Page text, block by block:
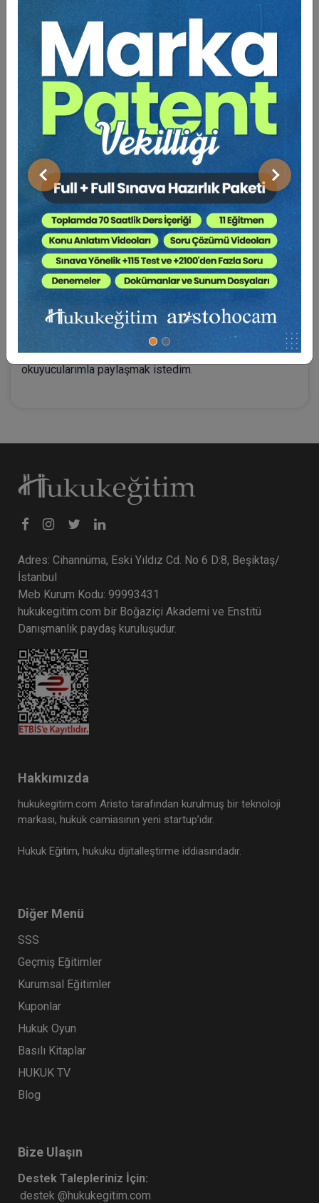
Önceki Sonraki
Kitabımızda; özellikle icra dairelerinde değişim ve
dönüşüm için iyi bir fırsat yakaladığımız dönemde
olduğumuz görülecektir.
Sistemin tıkanan tarafları, aksayan yönleri, çözüm
önerileri neler olduğu, mevzuattan kaynaklanan sorunlar,
personelden kaynaklı sorunlar, görev tanımı ve iş
pozisyonları açısından sorunlar, sosyal statü sorunları,
teşkilat kanunu sorunu, yeni modele giden yolda
mutlaka kalifiye personellerin yeni modelde yer alması
gerektiği sorunu, emekliliği gelmiş ve emekli olmak
isteyen, teknolojiye uyum sorunu yaşayan personelin ek
gösterge sorunu, icra personelinin fiziki mekan sorunu,
hukuki statü sorunu, icra müdürünün tarafsızlığı sorunu,
mevzuat değişikliği sorunu, yeni modele uyum sorunu,
vb. tüm sorunların ve çözüm önerilerimiz, yeni icra iflas
modeli TEK İCRA PROJESİNE giden yolda icra
dairelerinin sorunları ve çözüm önerilerini siz
okuyucularımla paylaşmak istedim.
Adres: Cihannüma, Eski Yıldız Cd. No 6 D:8, Beşiktaş/
İstanbul
Meb Kurum Kodu: 99993431
hukukegitim.com bir Boğaziçi Akademi ve Enstitü
Danışmanlık paydaş kuruluşudur.
Hakkımızda
hukukegitim.com Aristo tarafından kurulmuş bir teknoloji
markası, hukuk camiasının yeni startup’ıdır.
Hukuk Eğitim, hukuku dijitalleştirme iddiasındadır.
Diğer Menü
SSS
Geçmiş Eğitimler
Kurumsal Eğitimler
Kuponlar
Hukuk Oyun
Basılı Kitaplar
HUKUK TV
Blog
Bize Ulaşın
Destek Talepleriniz İçin:
destek @hukukegitim.com